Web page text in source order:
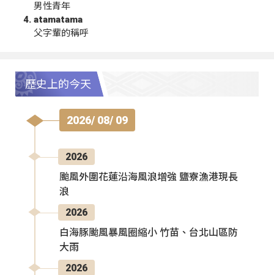
男性青年
atamatama
父字輩的稱呼
歷史上的今天
2026/ 08/ 09
2026
颱風外圍花蓮沿海風浪增強 鹽寮漁港現長
浪
2026
白海豚颱風暴風圈縮小 竹苗、台北山區防
大雨
2026